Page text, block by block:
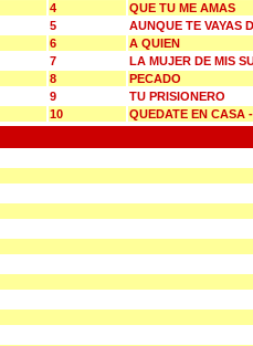
4
QUE TU ME AMAS
5
AUNQUE TE VAYAS
6
A QUIEN
7
LA MUJER DE MIS
8
PECADO
9
TU PRISIONERO
10 QUEDATE EN CASA